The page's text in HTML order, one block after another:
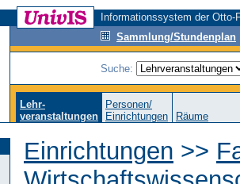
Informationssystem der
Sammlung/Stundenplan
Suche:
Lehr-
veranstaltungen
Personen/
Einrichtungen
Räume
Einrichtungen >>